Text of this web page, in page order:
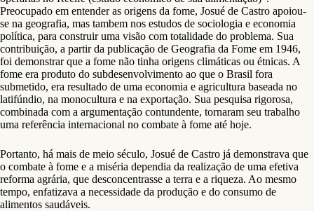
Preocupado em entender as origens da fome, Josué de Castro apoiou-
se na geografia, mas tambem nos estudos de sociologia e economia
política, para construir uma visão com totalidade do problema. Sua
contribuição, a partir da publicação de Geografia da Fome em 1946,
foi demonstrar que a fome não tinha origens climáticas ou étnicas. A
fome era produto do subdesenvolvimento ao que o Brasil fora
submetido, era resultado de uma economia e agricultura baseada no
latifúndio, na monocultura e na exportação. Sua pesquisa rigorosa,
combinada com a argumentação contundente, tornaram seu trabalho
uma referência internacional no combate à fome até hoje.
Portanto, há mais de meio século, Josué de Castro já demonstrava que
o combate à fome e a miséria dependia da realização de uma efetiva
reforma agrária, que desconcentrasse a terra e a riqueza. Ao mesmo
tempo, enfatizava a necessidade da produção e do consumo de
alimentos saudáveis.